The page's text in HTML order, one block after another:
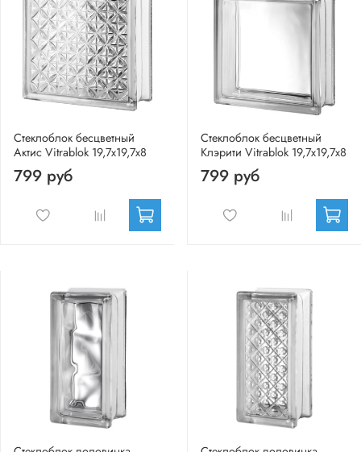
Стеклоблок бесцветный
Актис Vitrablok 19,7x19,7x8
799 руб
Стеклоблок бесцветный
Клэрити Vitrablok 19,7x19,7x8
799 руб